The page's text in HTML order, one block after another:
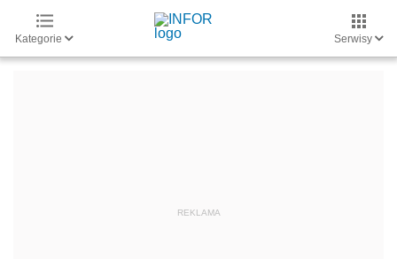
Kategorie Serwisy